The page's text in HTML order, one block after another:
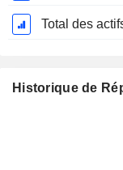
Total des
Historique de